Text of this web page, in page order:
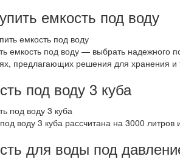
емкость под воду
емкость под воду — выбрать надежного
предлагающих решения для хранения и
под воду 3 куба
воду 3 куба рассчитана на 3000
для воды под